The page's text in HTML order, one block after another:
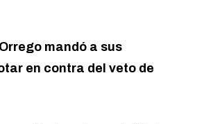
Orrego mandó a sus
en contra del veto de